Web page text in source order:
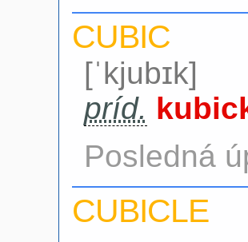
CUBIC
[ˈkjubɪk]
príd.
Posledná
CUBICLE